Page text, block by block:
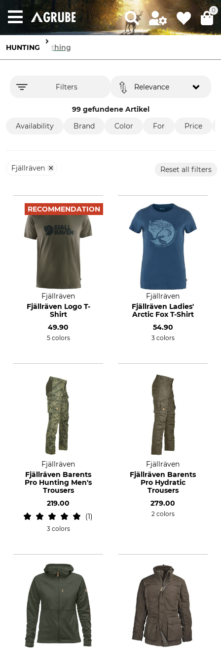
0
HUNTING Clothing
Filters
99 gefundene Artikel
Relevance
Availability Brand Color For Price
Fjällräven Reset all filters
RECOMMENDATION
Fjällräven
Fjällräven Logo T-
Shirt
49.90
5 colors
Fjällräven
Fjällräven Ladies'
Arctic Fox T-Shirt
54.90
3 colors
Fjällräven
Fjällräven Barents
Pro Hunting Men's
Trousers
219.00
1
3 colors
Fjällräven
Fjällräven Barents
Pro Hydratic
Trousers
279.00
2 colors